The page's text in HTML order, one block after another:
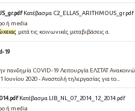
Κατέβασμα C2_ELLAS_ARITHMOUS_gr.pdf
ή media
μετά τις κοινωνικές μεταβιβάσεις α.
19
πανδημία COVID-19 Λειτουργία ΕΛΣΤΑΤ
2020 - Αναστολή τηλεργασίας για το...
Κατέβασμα LIB_NL_07_2014_12_2014.pdf
ή media